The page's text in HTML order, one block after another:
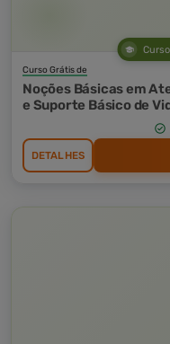
Curso Grátis de
Noções Básicas em
e Suporte Básico de
DETALHES